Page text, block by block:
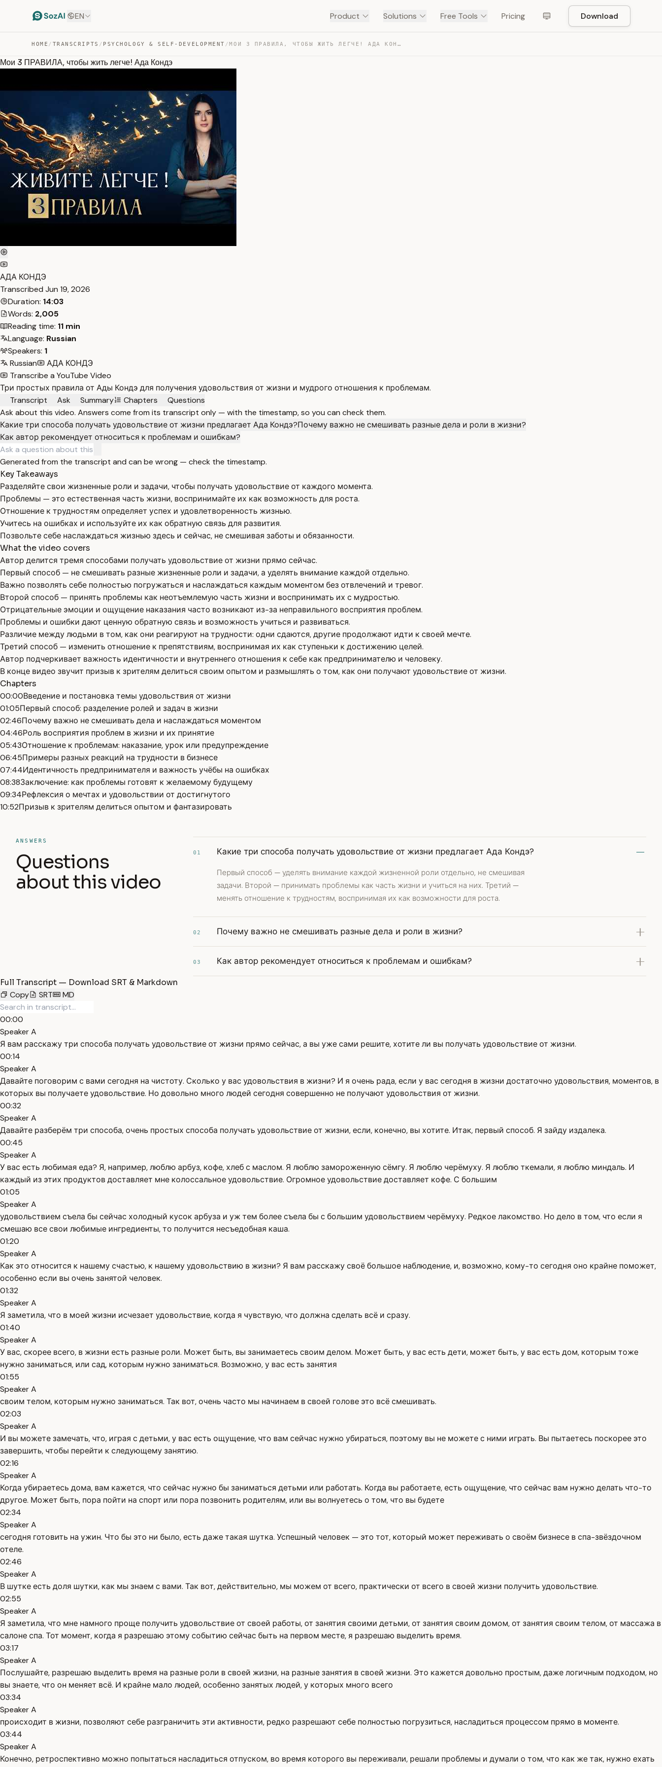
EN Product Solutions Free Tools Pricing Download
HOME / TRANSCRIPTS / PSYCHOLOGY & SELF-DEVELOPMENT / МОИ 3 ПРАВИЛА, ЧТОБЫ ЖИТЬ ЛЕГЧЕ! АДА КОНДЭ — TRANSCRIPT
Мои 3 ПРАВИЛА, чтобы жить легче! Ада Кондэ
АДА КОНДЭ
Transcribed Jun 19, 2026
Duration: 14:03
Words: 2,005
Reading time: 11 min
Language: Russian
Speakers: 1
Russian
АДА КОНДЭ
Transcribe a YouTube Video
Три простых правила от Ады Кондэ для получения удовольствия от жизни и мудрого отношения к проблемам.
Transcript
Ask Summary Chapters
Questions
Ask about this video. Answers come from its transcript only — with the timestamp, so you can check them.
Какие три способа получать удовольствие от жизни предлагает Ада Кондэ?Почему важно не смешивать разные дела и роли в жизни?
Как автор рекомендует относиться к проблемам и ошибкам?
Generated from the transcript and can be wrong — check the timestamp.
Key Takeaways
Разделяйте свои жизненные роли и задачи, чтобы получать удовольствие от каждого момента.
Проблемы — это естественная часть жизни, воспринимайте их как возможность для роста.
Отношение к трудностям определяет успех и удовлетворенность жизнью.
Учитесь на ошибках и используйте их как обратную связь для развития.
Позвольте себе наслаждаться жизнью здесь и сейчас, не смешивая заботы и обязанности.
What the video covers
Автор делится тремя способами получать удовольствие от жизни прямо сейчас.
Первый способ — не смешивать разные жизненные роли и задачи, а уделять внимание каждой отдельно.
Важно позволять себе полностью погружаться и наслаждаться каждым моментом без отвлечений и тревог.
Второй способ — принять проблемы как неотъемлемую часть жизни и воспринимать их с мудростью.
Отрицательные эмоции и ощущение наказания часто возникают из-за неправильного восприятия проблем.
Проблемы и ошибки дают ценную обратную связь и возможность учиться и развиваться.
Различие между людьми в том, как они реагируют на трудности: одни сдаются, другие продолжают идти к своей мечте.
Третий способ — изменить отношение к препятствиям, воспринимая их как ступеньки к достижению целей.
Автор подчеркивает важность идентичности и внутреннего отношения к себе как предпринимателю и человеку.
В конце видео звучит призыв к зрителям делиться своим опытом и размышлять о том, как они получают удовольствие от жизни.
Chapters
00:00Введение и постановка темы удовольствия от жизни
01:05Первый способ: разделение ролей и задач в жизни
02:46Почему важно не смешивать дела и наслаждаться моментом
04:46Роль восприятия проблем в жизни и их принятие
05:43Отношение к проблемам: наказание, урок или предупреждение
06:45Примеры разных реакций на трудности в бизнесе
07:44Идентичность предпринимателя и важность учёбы на ошибках
08:38Заключение: как проблемы готовят к желаемому будущему
09:34Рефлексия о мечтах и удовольствии от достигнутого
10:52Призыв к зрителям делиться опытом и фантазировать
ANSWERS
Questions
about this video
01 Какие три способа получать удовольствие от жизни предлагает Ада Кондэ?
Первый способ — уделять внимание каждой жизненной роли отдельно, не смешивая
задачи. Второй — принимать проблемы как часть жизни и учиться на них. Третий —
менять отношение к трудностям, воспринимая их как возможности для роста.
02 Почему важно не смешивать разные дела и роли в жизни?
03 Как автор рекомендует относиться к проблемам и ошибкам?
Full Transcript — Download SRT & Markdown
Copy
SRT MD
00:00
Speaker A
Я вам расскажу три способа получать удовольствие от жизни прямо сейчас, а вы уже сами решите, хотите ли вы получать удовольствие от жизни.
00:14
Speaker A
Давайте поговорим с вами сегодня на чистоту. Сколько у вас удовольствия в жизни? И я очень рада, если у вас сегодня в жизни достаточно удовольствия, моментов, в
которых вы получаете удовольствие. Но довольно много людей сегодня совершенно не получают удовольствия от жизни.
00:32
Speaker A
Давайте разберём три способа, очень простых способа получать удовольствие от жизни, если, конечно, вы хотите. Итак, первый способ. Я зайду издалека.
00:45
Speaker A
У вас есть любимая еда? Я, например, люблю арбуз, кофе, хлеб с маслом. Я люблю замороженную сёмгу. Я люблю черёмуху. Я люблю ткемали, я люблю миндаль. И
каждый из этих продуктов доставляет мне колоссальное удовольствие. Огромное удовольствие доставляет кофе. С большим
01:05
Speaker A
удовольствием съела бы сейчас холодный кусок арбуза и уж тем более съела бы с большим удовольствием черёмуху. Редкое лакомство. Но дело в том, что если я
смешаю все свои любимые ингредиенты, то получится несъедобная каша.
01:20
Speaker A
Как это относится к нашему счастью, к нашему удовольствию в жизни? Я вам расскажу своё большое наблюдение, и, возможно, кому-то сегодня оно крайне поможет,
особенно если вы очень занятой человек.
01:32
Speaker A
Я заметила, что в моей жизни исчезает удовольствие, когда я чувствую, что должна сделать всё и сразу.
01:40
Speaker A
У вас, скорее всего, в жизни есть разные роли. Может быть, вы занимаетесь своим делом. Может быть, у вас есть дети, может быть, у вас есть дом, которым тоже
нужно заниматься, или сад, которым нужно заниматься. Возможно, у вас есть занятия
01:55
Speaker A
своим телом, которым нужно заниматься. Так вот, очень часто мы начинаем в своей голове это всё смешивать.
02:03
Speaker A
И вы можете замечать, что, играя с детьми, у вас есть ощущение, что вам сейчас нужно убираться, поэтому вы не можете с ними играть. Вы пытаетесь поскорее это
завершить, чтобы перейти к следующему занятию.
02:16
Speaker A
Когда убираетесь дома, вам кажется, что сейчас нужно бы заниматься детьми или работать. Когда вы работаете, есть ощущение, что сейчас вам нужно делать что-то
другое. Может быть, пора пойти на спорт или пора позвонить родителям, или вы волнуетесь о том, что вы будете
02:34
Speaker A
сегодня готовить на ужин. Что бы это ни было, есть даже такая шутка. Успешный человек — это тот, который может переживать о своём бизнесе в спа-звёздочном
отеле.
02:46
Speaker A
В шутке есть доля шутки, как мы знаем с вами. Так вот, действительно, мы можем от всего, практически от всего в своей жизни получить удовольствие.
02:55
Speaker A
Я заметила, что мне намного проще получить удовольствие от своей работы, от занятия своими детьми, от занятия своим домом, от занятия своим телом, от массажа в
салоне спа. Тот момент, когда я разрешаю этому событию сейчас быть на первом месте, я разрешаю выделить время.
03:17
Speaker A
Послушайте, разрешаю выделить время на разные роли в своей жизни, на разные занятия в своей жизни. Это кажется довольно простым, даже логичным подходом, но
вы знаете, что он меняет всё. И крайне мало людей, особенно занятых людей, у которых много всего
03:34
Speaker A
происходит в жизни, позволяют себе разграничить эти активности, редко разрешают себе полностью погрузиться, насладиться процессом прямо в моменте.
03:44
Speaker A
Конечно, ретроспективно можно попытаться насладиться отпуском, во время которого вы переживали, решали проблемы и думали о том, что как же так, нужно ехать